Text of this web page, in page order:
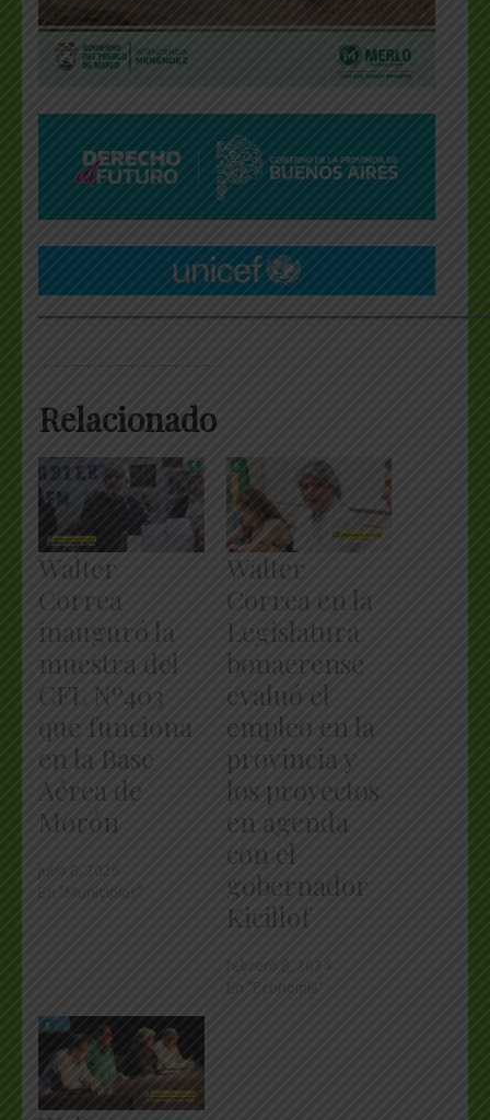
Relacionado
Walter
Correa
inauguró la
muestra del
CFL Nº403
que funciona
en la Base
Aérea de
Morón
Walter
Correa en la
Legislatura
bonaerense
evaluó el
empleo en la
provincia y
los proyectos
en agenda
con el
gobernador
Kicillof